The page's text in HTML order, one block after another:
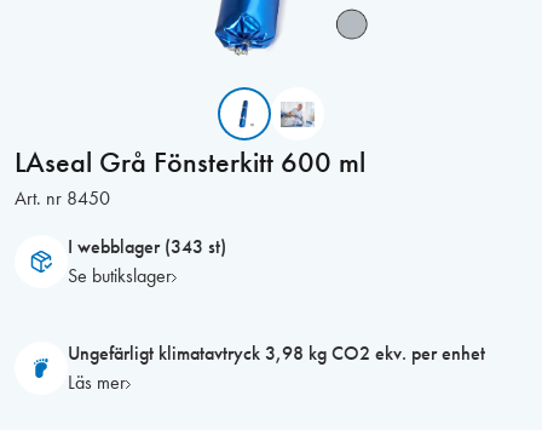
LAseal Grå Fönsterkitt 600 ml
Art. nr 8450
I webblager (343 st)
Se butikslager
Ungefärligt klimatavtryck 3,98 kg CO2 ekv. per enhet
Läs mer